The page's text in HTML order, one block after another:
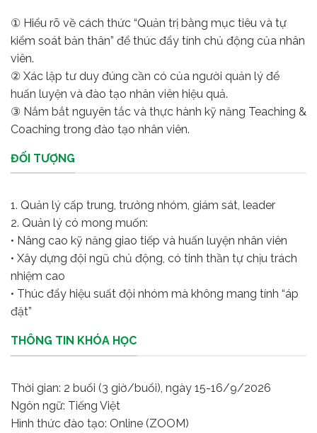
① Hiểu rõ về cách thức “Quản trị bằng mục tiêu và tự
kiểm soát bản thân” để thúc đẩy tính chủ động của nhân
viên.
② Xác lập tư duy đúng cần có của người quản lý để
huấn luyện và đào tạo nhân viên hiệu quả.
③ Nắm bắt nguyên tắc và thực hành kỹ năng Teaching &
Coaching trong đào tạo nhân viên.
ĐỐI TƯỢNG
1. Quản lý cấp trung, trưởng nhóm, giám sát, leader
2. Quản lý có mong muốn:
• Nâng cao kỹ năng giao tiếp và huấn luyện nhân viên
• Xây dựng đội ngũ chủ động, có tinh thần tự chịu trách
nhiệm cao
• Thúc đẩy hiệu suất đội nhóm mà không mang tính “áp
đặt”
THÔNG TIN KHÓA HỌC
Thời gian: 2 buổi (3 giờ/buổi), ngày 15-16/9/2026
Ngôn ngữ: Tiếng Việt
Hình thức đào tạo: Online (ZOOM)